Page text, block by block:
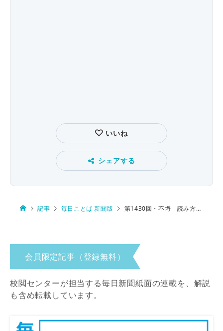
いいね
シェアする
記事 毎日ことば 新聞版 第1430回・不埒 読み方は…
会員限定記事（登録無料）
校閲センターが担当する毎日新聞紙面の連載を、解説
も含め転載しています。